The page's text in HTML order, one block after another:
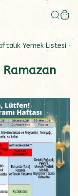
Yemek Listesi -
Ramazan